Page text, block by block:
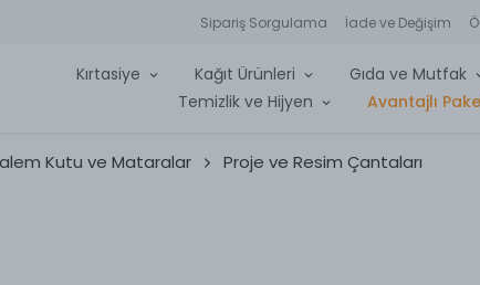
Sipariş Sorgulama İade ve Değişim
Kırtasiye Kağıt Ürünleri Gıda ve Mutfak
Temizlik ve Hijyen
Avantajlı
Kutu ve Mataralar Proje ve Resim Çantaları